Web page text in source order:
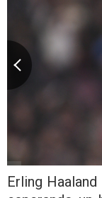
Erling